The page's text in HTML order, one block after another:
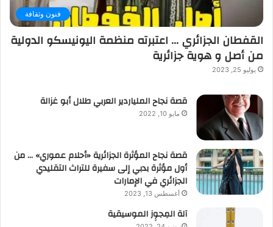
فنون وثقافة
القفطان الجزائري … اعتبرته منظمة اليونيسكو الدولية
من أصل و هوية جزائرية
يوليو 25, 2023
قصة نجاح الملياردير العربي طلال أبو غزالة
مايو 10, 2022
قصة نجاح المؤثرة الجزائرية «أحلام عموري» … من
أول مؤثرة بدبي إلى سفيرة للتراث التقليدي
الجزائري في الإمارات
أغسطس 13, 2023
آلة المِجوِز الموسيقية‎‎